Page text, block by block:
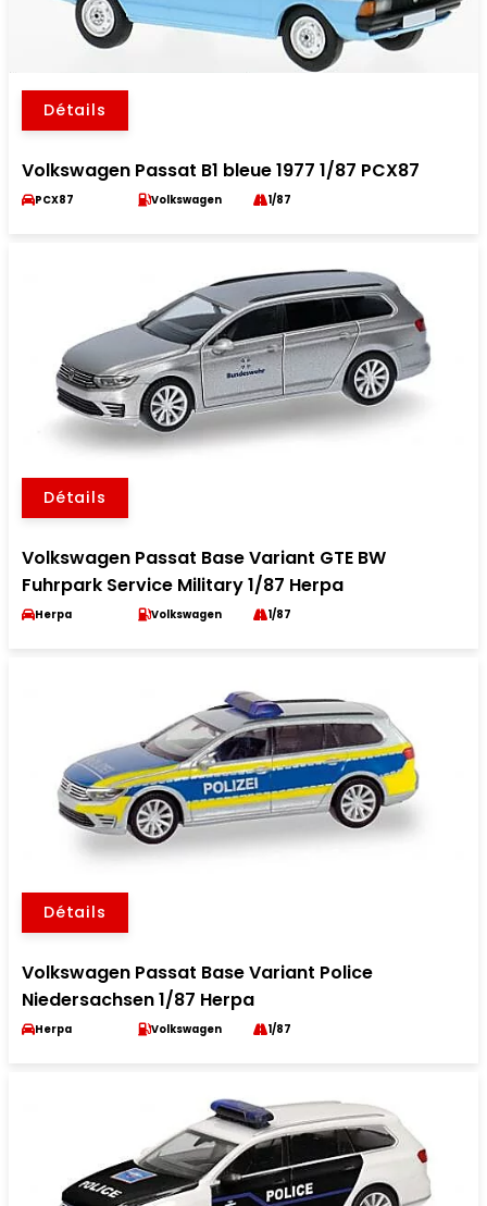
Détails
Volkswagen Passat B1 bleue 1977 1/87 PCX87
PCX87 Volkswagen 1/87
Détails
Volkswagen Passat Base Variant GTE BW
Fuhrpark Service Military 1/87 Herpa
Herpa Volkswagen 1/87
Détails
Volkswagen Passat Base Variant Police
Niedersachsen 1/87 Herpa
Herpa Volkswagen 1/87